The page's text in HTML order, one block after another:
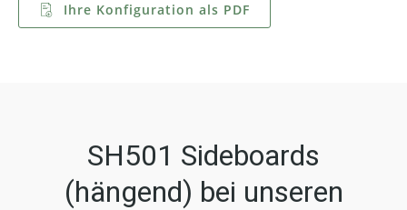
Ihre Konfiguration als PDF
SH501 Sideboards
(hängend) bei unseren